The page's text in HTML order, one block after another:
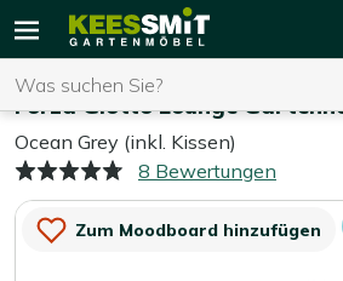
Sie haben keine Artikel in Ihrem
15 % Kassenrabatt auf die
Forza Giotto Lounge
Ocean Grey (inkl. Kissen)
8 Bewertungen
Zum Moodboard hinzufügen